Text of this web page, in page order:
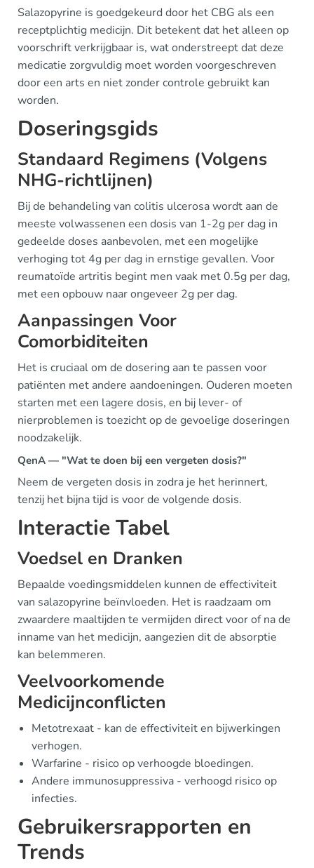
Salazopyrine is goedgekeurd door het CBG als een
receptplichtig medicijn. Dit betekent dat het alleen op
voorschrift verkrijgbaar is, wat onderstreept dat deze
medicatie zorgvuldig moet worden voorgeschreven
door een arts en niet zonder controle gebruikt kan
worden.
Doseringsgids
Standaard Regimens (Volgens
NHG-richtlijnen)
Bij de behandeling van colitis ulcerosa wordt aan de
meeste volwassenen een dosis van 1-2g per dag in
gedeelde doses aanbevolen, met een mogelijke
verhoging tot 4g per dag in ernstige gevallen. Voor
reumatoïde artritis begint men vaak met 0.5g per dag,
met een opbouw naar ongeveer 2g per dag.
Aanpassingen Voor
Comorbiditeiten
Het is cruciaal om de dosering aan te passen voor
patiënten met andere aandoeningen. Ouderen moeten
starten met een lagere dosis, en bij lever- of
nierproblemen is toezicht op de gevoelige doseringen
noodzakelijk.
QenA — "Wat te doen bij een vergeten dosis?"
Neem de vergeten dosis in zodra je het herinnert,
tenzij het bijna tijd is voor de volgende dosis.
Interactie Tabel
Voedsel en Dranken
Bepaalde voedingsmiddelen kunnen de effectiviteit
van salazopyrine beïnvloeden. Het is raadzaam om
zwaardere maaltijden te vermijden direct voor of na de
inname van het medicijn, aangezien dit de absorptie
kan belemmeren.
Veelvoorkomende
Medicijnconflicten
Metotrexaat - kan de effectiviteit en bijwerkingen
verhogen.
Warfarine - risico op verhoogde bloedingen.
Andere immunosuppressiva - verhoogd risico op
infecties.
Gebruikersrapporten en
Trends